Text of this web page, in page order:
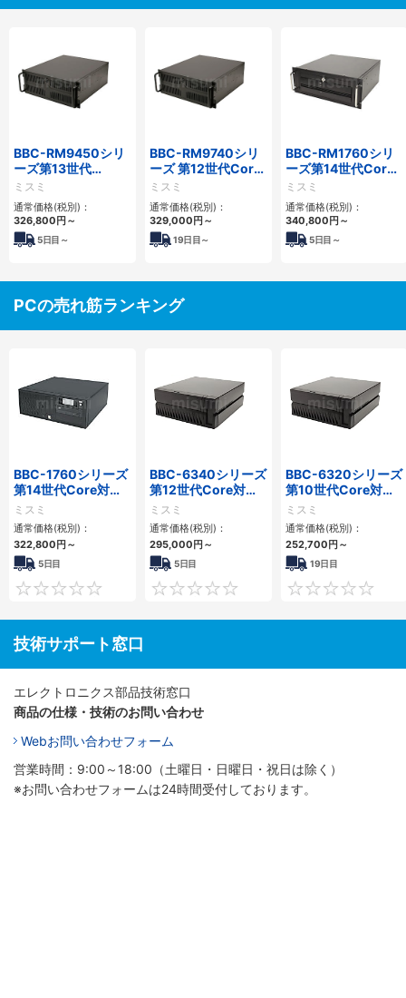
BBC-RM9450シリ
ーズ第13世代
Core・12世代
Celeron対応ラック
マウント4PCIe
ミスミ
通常価格(税別)：
326,800円～
5日目～
BBC-RM9740シリ
ーズ 第12世代Core
対応ラックマウント
FAPC4PCI・3PCIe
ミスミ
通常価格(税別)：
329,000円～
19日目～
BBC-RM1760シリ
ーズ第14世代Core
対応ラックマウント
3PCIe
ミスミ
通常価格(税別)：
340,800円～
5日目～
PCの売れ筋ランキング
BBC-1760シリーズ
第14世代Core対応
小型フロアマウント
3PCIe
ミスミ
通常価格(税別)：
322,800円～
5日目
0
BBC-6340シリーズ
第12世代Core対応
小型フロアマウント
PC2PCI/2PCIe
ミスミ
通常価格(税別)：
295,000円～
5日目
0
BBC-6320シリーズ
第10世代Core対応
小型フロアマウント
FAPC 2PCI・2PCIe
ミスミ
通常価格(税別)：
252,700円～
19日目
技術サポート窓口
エレクトロニクス部品技術窓口
商品の仕様・技術のお問い合わせ
Webお問い合わせフォーム
営業時間：9:00～18:00（土曜日・日曜日・祝日は除く）
※お問い合わせフォームは24時間受付しております。